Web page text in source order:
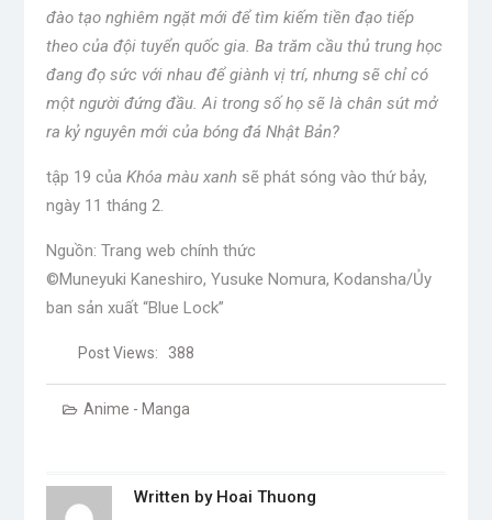
đào tạo nghiêm ngặt mới để tìm kiếm tiền đạo tiếp
theo của đội tuyển quốc gia. Ba trăm cầu thủ trung học
đang đọ sức với nhau để giành vị trí, nhưng sẽ chỉ có
một người đứng đầu. Ai trong số họ sẽ là chân sút mở
ra kỷ nguyên mới của bóng đá Nhật Bản?
tập 19 của Khóa màu xanh sẽ phát sóng vào thứ bảy,
ngày 11 tháng 2.
Nguồn: Trang web chính thức
©Muneyuki Kaneshiro, Yusuke Nomura, Kodansha/Ủy
ban sản xuất “Blue Lock”
Post Views: 388
Anime - Manga
Written by Hoai Thuong